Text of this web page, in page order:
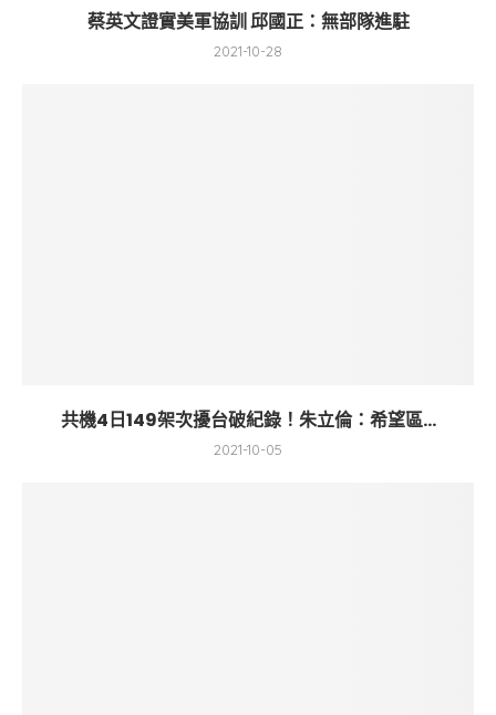
蔡英文證實美軍協訓 邱國正：無部隊進駐
2021-10-28
共機4日149架次擾台破紀錄！朱立倫：希望區...
2021-10-05